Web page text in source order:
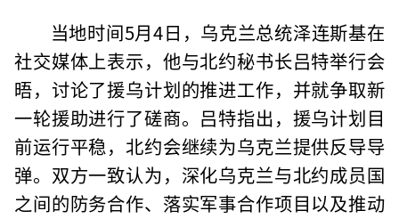
当地时间5月4日，乌克兰总统泽连斯基在
社交媒体上表示，他与北约秘书长吕特举行会
晤，讨论了援乌计划的推进工作，并就争取新
一轮援助进行了磋商。吕特指出，援乌计划目
前运行平稳，北约会继续为乌克兰提供反导导
弹。双方一致认为，深化乌克兰与北约成员国
之间的防务合作、落实军事合作项目以及推动